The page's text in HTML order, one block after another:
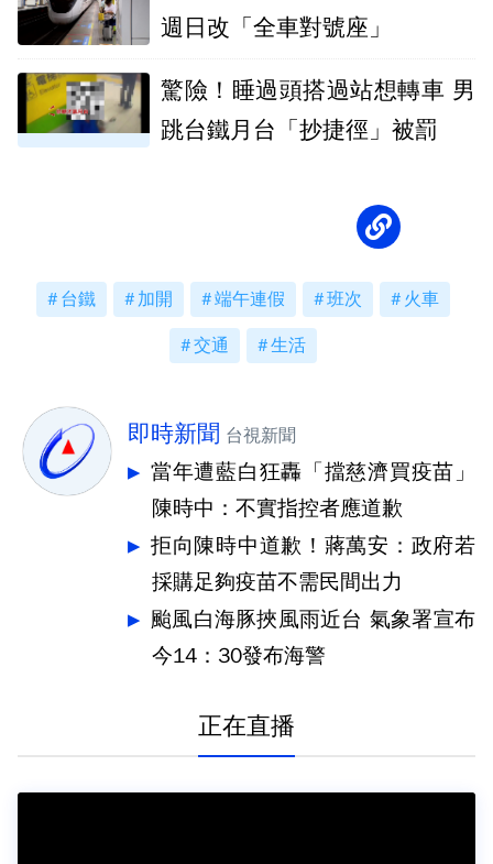
週日改「全車對號座」
驚險！睡過頭搭過站想轉車 男
跳台鐵月台「抄捷徑」被罰
台鐵 加開 端午連假 班次 火車
交通 生活
即時新聞 台視新聞
當年遭藍白狂轟「擋慈濟買疫苗」
陳時中：不實指控者應道歉
拒向陳時中道歉！蔣萬安：政府若
採購足夠疫苗不需民間出力
颱風白海豚挾風雨近台 氣象署宣布
今14：30發布海警
正在直播